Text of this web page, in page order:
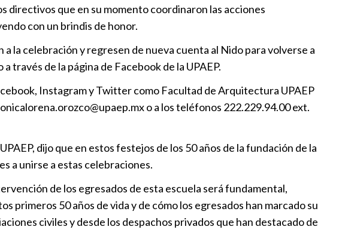
Gabriel Moreno de UPAEP es incluido en el
Deportes | 13:10
Tres universidades poblanas fuera, solo
UPAEP avanzó a semifinales del Ocho
directivos que en su momento coordinaron las acciones
con un brindis de honor.
la celebración y regresen de nueva cuenta al Nido para volverse a
través de la página de Facebook de la UPAEP.
Instagram y Twitter como Facultad de Arquitectura UPAEP
o a los teléfonos 222.229.94.00 ext.
dijo que en estos festejos de los 50 años de la fundación de la
a unirse a estas celebraciones.
de los egresados de esta escuela será fundamental,
primeros 50 años de vida y de cómo los egresados han marcado su
civiles y desde los despachos privados que han destacado de